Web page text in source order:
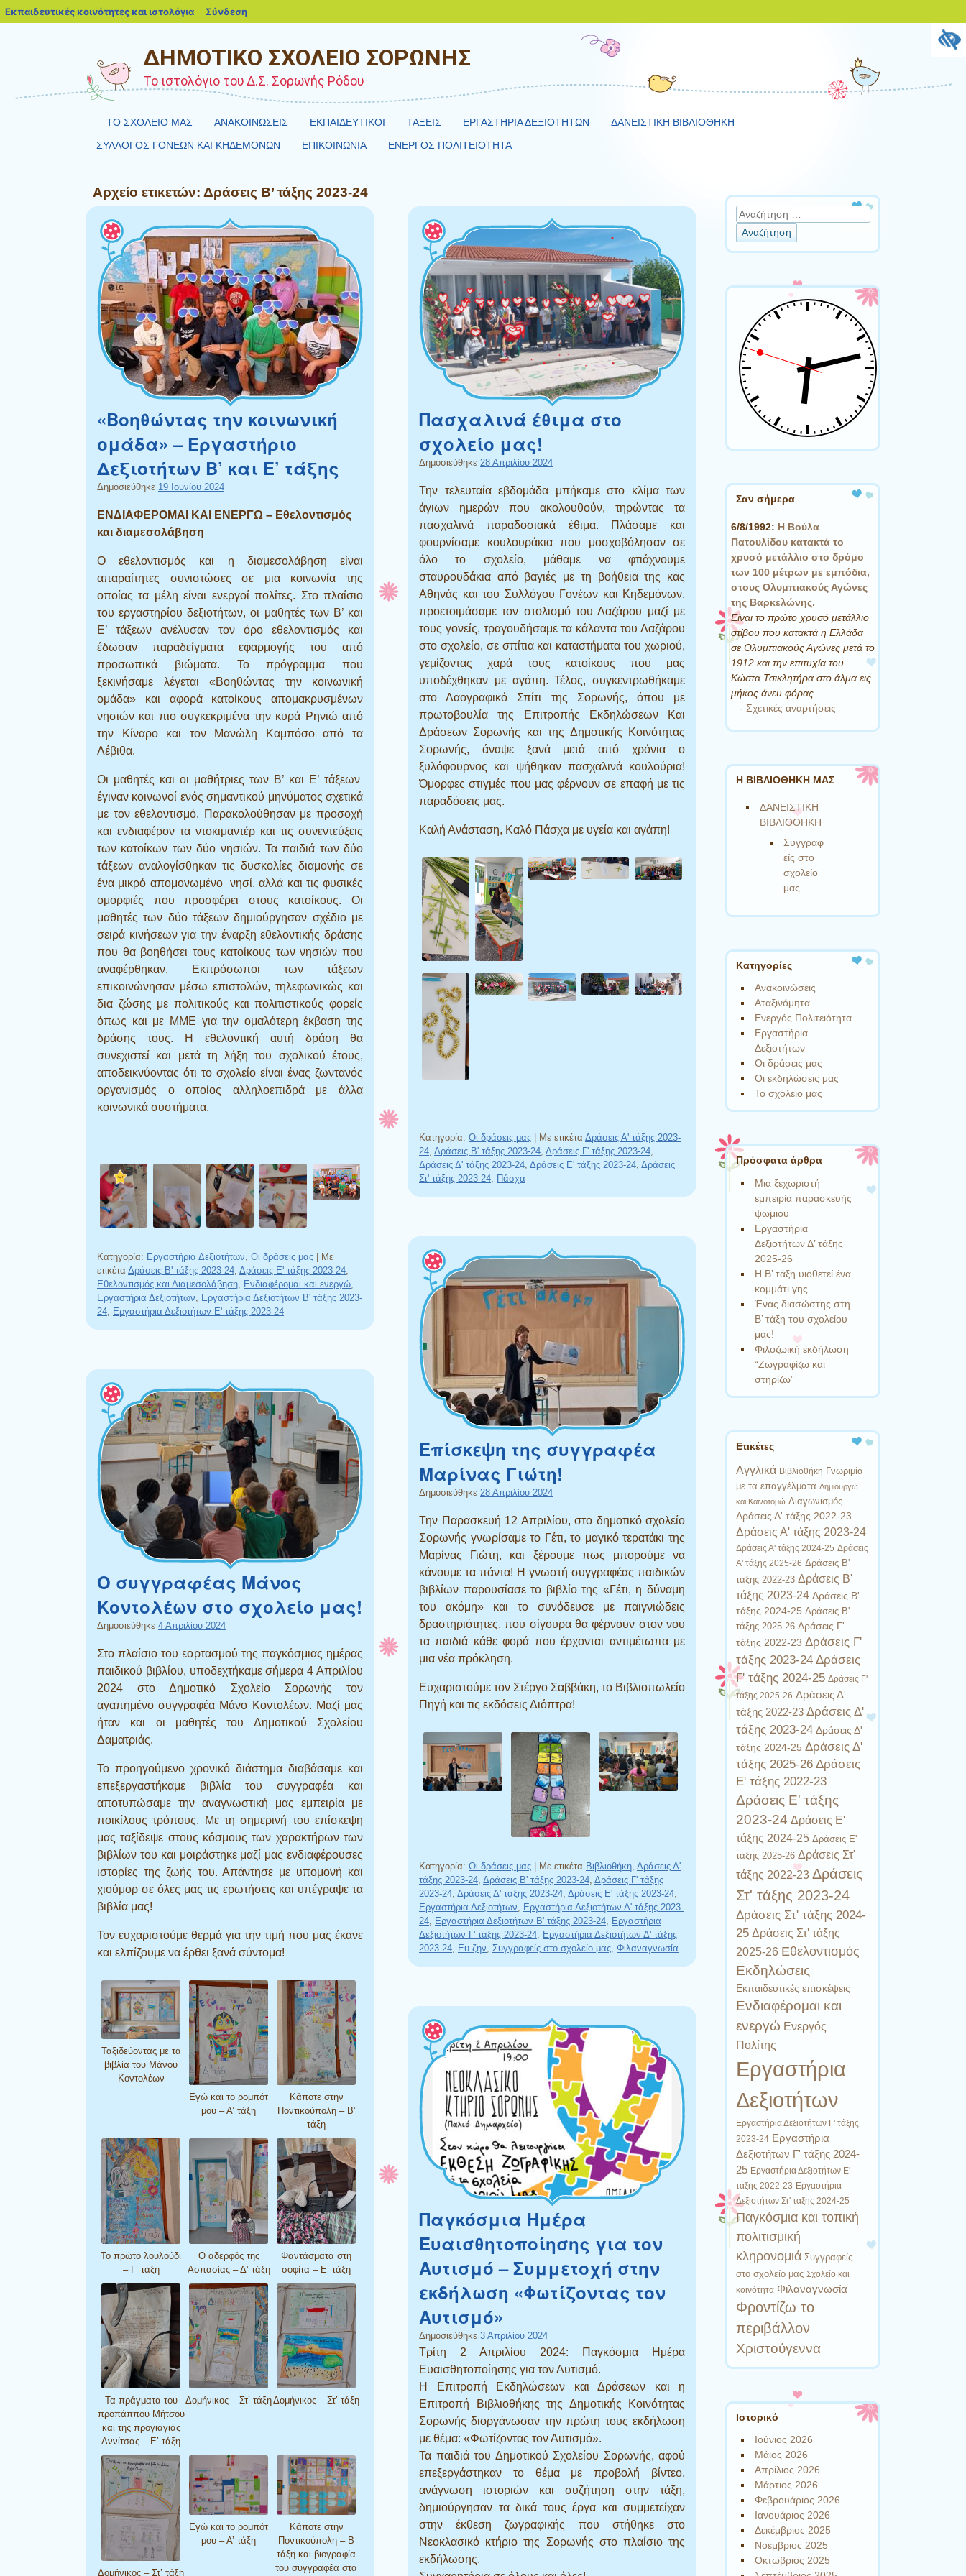
ΔΗΜΟΤΙΚΟ ΣΧΟΛΕΙΟ ΣΟΡΩΝΗΣ
Το ιστολόγιο του Δ.Σ. Σορωνής Ρόδου
ΤΟ ΣΧΟΛΕΙΟ ΜΑΣ ΑΝΑΚΟΙΝΩΣΕΙΣ ΕΚΠΑΙΔΕΥΤΙΚΟΙ ΤΑΞΕΙΣ ΕΡΓΑΣΤΗΡΙΑ ΔΕΞΙΟΤΗΤΩΝ
ΔΑΝΕΙΣΤΙΚΗ ΒΙΒΛΙΟΘΗΚΗ
ΣΥΛΛΟΓΟΣ ΓΟΝΕΩΝ ΚΑΙ ΚΗΔΕΜΟΝΩΝ
ΕΠΙΚΟΙΝΩΝΙΑ ΕΝΕΡΓΟΣ ΠΟΛΙΤΕΙΟΤΗΤΑ
Αρχείο ετικετών: Δράσεις Β’ τάξης 2023-24
«Βοηθώντας την κοινωνική
ομάδα» – Εργαστήριο
Δεξιοτήτων Β’ και Ε’ τάξης
Δημοσιεύθηκε 19 Ιουνίου 2024
ΕΝΔΙΑΦΕΡΟΜΑΙ ΚΑΙ ΕΝΕΡΓΩ – Εθελοντισμός
και διαμεσολάβηση
Ο εθελοντισμός και η διαμεσολάβηση είναι
απαραίτητες συνιστώσες σε μια κοινωνία της
οποίας τα μέλη είναι ενεργοί πολίτες. Στο πλαίσιο
του εργαστηρίου δεξιοτήτων, οι μαθητές των Β’ και
Ε’ τάξεων ανέλυσαν τον όρο εθελοντισμός και
έδωσαν παραδείγματα εφαρμογής του από
προσωπικά βιώματα. Το πρόγραμμα που
ξεκινήσαμε λέγεται «Βοηθώντας την κοινωνική
ομάδα» και αφορά κατοίκους απομακρυσμένων
νησιών και πιο συγκεκριμένα την κυρά Ρηνιώ από
την Κίναρο και τον Μανώλη Καμπόσο από τα
Λέβιθα.
Οι μαθητές και οι μαθήτριες των Β’ και Ε’ τάξεων
έγιναν κοινωνοί ενός σημαντικού μηνύματος σχετικά
με τον εθελοντισμό. Παρακολούθησαν με προσοχή
και ενδιαφέρον τα ντοκιμαντέρ και τις συνεντεύξεις
των κατοίκων των δύο νησιών. Τα παιδιά των δύο
τάξεων αναλογίσθηκαν τις δυσκολίες διαμονής σε
ένα μικρό απομονωμένο νησί, αλλά και τις φυσικές
ομορφιές που προσφέρει στους κατοίκους. Οι
μαθητές των δύο τάξεων δημιούργησαν σχέδιο με
σειρά κινήσεων για την έναρξη εθελοντικής δράσης
που θα βοηθήσει τους κατοίκους των νησιών που
αναφέρθηκαν. Εκπρόσωποι των τάξεων
επικοινώνησαν μέσω επιστολών, τηλεφωνικώς και
δια ζώσης με πολιτικούς και πολιτιστικούς φορείς
όπως και με ΜΜΕ για την ομαλότερη έκβαση της
δράσης τους. Η εθελοντική αυτή δράση θα
συνεχιστεί και μετά τη λήξη του σχολικού έτους,
αποδεικνύοντας ότι το σχολείο είναι ένας ζωντανός
οργανισμός ο οποίος αλληλοεπιδρά με άλλα
κοινωνικά συστήματα.
Κατηγορία: Εργαστήρια Δεξιοτήτων Οι δράσεις μας | Με
ετικέτα Δράσεις Β' τάξης 2023-24 Δράσεις Ε' τάξης 2023-24
Εθελοντισμός και Διαμεσολάβηση Ενδιαφέρομαι και ενεργώ
Εργαστήρια Δεξιοτήτων
Εργαστήρια Δεξιοτήτων Β' τάξης 2023-
24 Εργαστήρια Δεξιοτήτων Ε' τάξης 2023-24
Πασχαλινά έθιμα στο
σχολείο μας!
Δημοσιεύθηκε 28 Απριλίου 2024
Την τελευταία εβδομάδα μπήκαμε στο κλίμα των
άγιων ημερών που ακολουθούν, τηρώντας τα
πασχαλινά παραδοσιακά έθιμα. Πλάσαμε και
φουρνίσαμε κουλουράκια που μοσχοβόλησαν σε
όλο το σχολείο, μάθαμε να φτιάχνουμε
σταυρουδάκια από βαγιές με τη βοήθεια της κας
Αθηνάς και του Συλλόγου Γονέων και Κηδεμόνων,
προετοιμάσαμε τον στολισμό του Λαζάρου μαζί με
τους γονείς, τραγουδήσαμε τα κάλαντα του Λαζάρου
στο σχολείο, σε σπίτια και καταστήματα του χωριού,
γεμίζοντας χαρά τους κατοίκους που μας
υποδέχθηκαν με αγάπη. Τέλος, συγκεντρωθήκαμε
στο Λαογραφικό Σπίτι της Σορωνής, όπου με
πρωτοβουλίατης
Επιτροπής Εκδηλώσεων Και
Δράσεων Σορωνής και της Δημοτικής Κοινότητας
Σορωνής, άναψε ξανά μετά από χρόνια ο
ξυλόφουρνος και ψήθηκαν πασχαλινά κουλούρια!
Όμορφες στιγμές που μας φέρνουν σε επαφή με τις
παραδόσεις μας.
Καλή Ανάσταση, Καλό Πάσχα με υγεία και αγάπη!
Κατηγορία: Οι δράσεις μας Με ετικέτα Δράσεις Α' τάξης 2023-
24 Δράσεις Β' τάξης 2023-24 Δράσεις Γ' τάξης 2023-24
Δράσεις Δ' τάξης 2023-24 Δράσεις Ε' τάξης 2023-24 Δράσεις
Στ' τάξης 2023-24
Πάσχα
Επίσκεψη της συγγραφέα
Μαρίνας Γιώτη!
Δημοσιεύθηκε 28 Απριλίου 2024
Την Παρασκευή 12 Απριλίου, στο δημοτικό σχολείο
Σορωνής γνωρίσαμε το Γέτι, το μαγικό τερατάκι της
Μαρίνας Γιώτη, και ξέρουμε πως μπορούμε να
κάνουμε τα πάντα! Η γνωστή συγγραφέας παιδικών
βιβλίων παρουσίασε το βιβλίο της «Γέτι, η δύναμη
του ακόμη» και το συνόδευσε με παιγνιώδεις
δραστηριότητες, που σίγουρα θα φέρνουν στον νου
τα παιδιά κάθε φορά που έρχονται αντιμέτωπα με
μια νέα πρόκληση.
Ευχαριστούμε τον Στέργο Σαββάκη, το Βιβλιοπωλείο
Πηγή και τις εκδόσεις Διόπτρα!
Κατηγορία: Οι δράσεις μας Με ετικέτα Βιβλιοθήκη, Δράσεις Α'
τάξης 2023-24, Δράσεις Β' τάξης 2023-24, Δράσεις Γ' τάξης
2023-24, Δράσεις Δ' τάξης 2023-24, Δράσεις Ε' τάξης 2023-24,
Εργαστήρια Δεξιοτήτων, Εργαστήρια Δεξιοτήτων Α' τάξης 2023-
24, Εργαστήρια Δεξιοτήτων Β' τάξης 2023-24, Εργαστήρια
Δεξιοτήτων Γ' τάξης 2023-24, Εργαστήρια Δεξιοτήτων Δ' τάξης
2023-24, Ευ ζην, Συγγραφείς στο σχολείο μας, Φιλαναγνωσία
Ο συγγραφέας Μάνος
Κοντολέων στο σχολείο μας!
Δημοσιεύθηκε 4 Απριλίου 2024
Στο πλαίσιο του εορτασμού της παγκόσμιας ημέρας
παιδικού βιβλίου, υποδεχτήκαμε σήμερα 4 Απριλίου
2024 στο Δημοτικό Σχολείο Σορωνής τον
αγαπημένο συγγραφέα Μάνο Κοντολέων. Μαζί μας
ήταν και οι μαθητές του Δημοτικού Σχολείου
Δαματριάς.
Το προηγούμενο χρονικό διάστημα διαβάσαμε και
επεξεργαστήκαμε βιβλία του συγγραφέα και
αποτυπώσαμε την αναγνωστική μας εμπειρία με
ποικίλους τρόπους. Με τη σημερινή του επίσκεψη
μας ταξίδεψε στους κόσμους των χαρακτήρων των
βιβλίων του και μοιράστηκε μαζί μας ενδιαφέρουσες
ιστορίες της ζωής του. Απάντησε με υπομονή και
χιούμορ σε όλες μας τις ερωτήσεις και υπέγραψε τα
βιβλία μας!
Τον ευχαριστούμε θερμά για την τιμή που μας έκανε
και ελπίζουμε να έρθει ξανά σύντομα!
Ταξιδεύοντας με τα
βιβλία του Μάνου
Κοντολέων
Εγώ και το ρομπότ
μου – Α’ τάξη
Κάποτε στην
Ποντικούπολη – Β’
τάξη
Το πρώτο λουλούδι
– Γ’ τάξη
Ο αδερφός της
Ασπασίας – Δ’ τάξη
Φαντάσματα στη
σοφίτα – Ε’ τάξη
Τα πράγματα του
προπάππου Μήτσου
και της προγιαγιάς
Αννίτσας – Ε’ τάξη
Δομήνικος – Στ’ τάξηΔομήνικος – Στ’ τάξη
Δομήνικος – Στ’ τάξη
Εγώ και το ρομπότ
μου – Α’ τάξη
Κάποτε στην
Ποντικούπολη – Β
τάξη και βιογραφία
του συγγραφέα στα
Παγκόσμια Ημέρα
Ευαισθητοποίησης για τον
Αυτισμό – Συμμετοχή στην
εκδήλωση «Φωτίζοντας τον
Αυτισμό»
Δημοσιεύθηκε 3 Απριλίου 2024
Τρίτη 2 Απριλίου 2024: Παγκόσμια Ημέρα
Ευαισθητοποίησης για τον Αυτισμό.
Η Επιτροπή Εκδηλώσεων και Δράσεων και η
Επιτροπή Βιβλιοθήκης της Δημοτικής Κοινότητας
Σορωνής διοργάνωσαν την πρώτη τους εκδήλωση
με θέμα: «Φωτίζοντας τον Αυτισμό».
Τα παιδιά του Δημοτικού Σχολείου Σορωνής, αφού
επεξεργάστηκαν το θέμα με προβολή βίντεο,
ανάγνωση ιστοριών και συζήτηση στην τάξη,
δημιούργησαν τα δικά τους έργα και συμμετείχαν
στην έκθεση ζωγραφικής που στήθηκε στο
Νεοκλασικό κτήριο της Σορωνής στο πλαίσιο της
εκδήλωσης.
Αναζήτηση
Σαν σήμερα
6/8/1992: Η Βούλα
Πατουλίδου κατακτά το
χρυσό μετάλλιο στο δρόμο
των 100 μέτρων με εμπόδια,
στους Ολυμπιακούς Αγώνες
της Βαρκελώνης.
Είναι το πρώτο χρυσό μετάλλιο
στίβου που κατακτά η Ελλάδα
σε Ολυμπιακούς Αγώνες μετά το
1912 και την επιτυχία του
Κώστα Τσικλητήρα στο άλμα εις
μήκος άνευ φόρας.
- Σχετικές αναρτήσεις
Η ΒΙΒΛΙΟΘΗΚΗ ΜΑΣ
ΔΑΝΕΙΣΤΙΚΗ
ΒΙΒΛΙΟΘΗΚΗ
Συγγραφ
είς στο
σχολείο
μας
Kατηγορίες
Ανακοινώσεις
Αταξινόμητα
Ενεργός Πολιτειότητα
Εργαστήρια
Δεξιοτήτων
Οι δράσεις μας
Οι εκδηλώσεις μας
Το σχολείο μας
Πρόσφατα άρθρα
Μια ξεχωριστή
εμπειρία παρασκευής
ψωμιού
Εργαστήρια
Δεξιοτήτων Δ’ τάξης
2025-26
Η Β’ τάξη υιοθετεί ένα
κομμάτι γης
Ένας διασώστης στη
Β’ τάξη του σχολείου
μας!
Φιλοζωική εκδήλωση
“Ζωγραφίζω και
στηρίζω”
Ετικέτες
Αγγλικά Βιβλιοθήκη Γνωριμία
με τα επαγγέλματα Δημιουργώ
και Καινοτομώ Διαγωνισμός
Δράσεις Α' τάξης 2022-23
Δράσεις Α' τάξης 2023-24
Δράσεις Α' τάξης 2024-25 Δράσεις
Α' τάξης 2025-26 Δράσεις Β'
τάξης 2022-23 Δράσεις Β'
τάξης 2023-24 Δράσεις Β'
τάξης 2024-25 Δράσεις Β'
τάξης 2025-26 Δράσεις Γ'
τάξης 2022-23 Δράσεις Γ'
τάξης 2023-24 Δράσεις
Γ' τάξης 2024-25 Δράσεις Γ'
τάξης 2025-26 Δράσεις Δ'
τάξης 2022-23 Δράσεις Δ'
τάξης 2023-24 Δράσεις Δ'
τάξης 2024-25 Δράσεις Δ'
τάξης 2025-26 Δράσεις
Ε' τάξης 2022-23
Δράσεις Ε' τάξης
2023-24 Δράσεις Ε'
τάξης 2024-25 Δράσεις Ε'
τάξης 2025-26 Δράσεις Στ'
τάξης 2022-23 Δράσεις
Στ' τάξης 2023-24
Δράσεις Στ' τάξης 2024-
25 Δράσεις Στ' τάξης
2025-26 Εθελοντισμός
Εκδηλώσεις
Εκπαιδευτικές επισκέψεις
Ενδιαφέρομαι και
ενεργώ Ενεργός
Πολίτης
Εργαστήρια
Δεξιοτήτων
Εργαστήρια Δεξιοτήτων Γ' τάξης
2023-24 Εργαστήρια
Δεξιοτήτων Γ' τάξης 2024-
25 Εργαστήρια Δεξιοτήτων Ε'
τάξης 2022-23 Εργαστήρια
Δεξιοτήτων Στ' τάξης 2024-25
Παγκόσμια και τοπική
πολιτισμική
κληρονομιά Συγγραφείς
στο σχολείο μας Σχολείο και
κοινότητα Φιλαναγνωσία
Φροντίζω το
περιβάλλον
Χριστούγεννα
Ιστορικό
Ιούνιος 2026
Μάιος 2026
Απρίλιος 2026
Μάρτιος 2026
Φεβρουάριος 2026
Ιανουάριος 2026
Δεκέμβριος 2025
Νοέμβριος 2025
Οκτώβριος 2025
Εκπαιδευτικές κοινότητες και ιστολόγια blogs.sch.gr
Σύνδεση